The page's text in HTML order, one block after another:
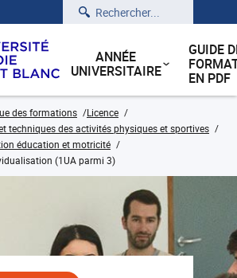
Rechercher
ANNÉE
UNIVERSITAIRE
GUIDE
EN PDF
des formations
Licence
techniques des activités physiques et sportives
éducation et motricité
(1UA parmi 3)